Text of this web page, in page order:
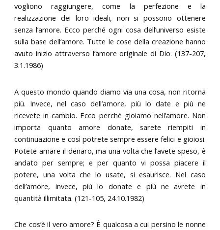
vogliono raggiungere, come la perfezione e la
realizzazione dei loro ideali, non si possono ottenere
senza l’amore. Ecco perché ogni cosa dell’universo esiste
sulla base dell’amore. Tutte le cose della creazione hanno
avuto inizio attraverso l’amore originale di Dio. (137-207,
3.1.1986)
A questo mondo quando diamo via una cosa, non ritorna
più. Invece, nel caso dell’amore, più lo date e più ne
ricevete in cambio. Ecco perché gioiamo nell’amore. Non
importa quanto amore donate, sarete riempiti in
continuazione e così potrete sempre essere felici e gioiosi.
Potete amare il denaro, ma una volta che l’avete speso, è
andato per sempre; e per quanto vi possa piacere il
potere, una volta che lo usate, si esaurisce. Nel caso
dell’amore, invece, più lo donate e più ne avrete in
quantità illimitata. (121-105, 24.10.1982)
Che cos’è il vero amore? È qualcosa a cui persino le nonne